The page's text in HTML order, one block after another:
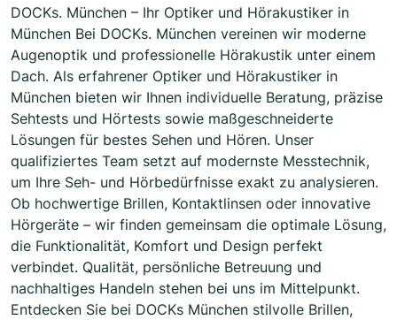
DOCKs. München – Ihr Optiker und Hörakustiker in
München Bei DOCKs. München vereinen wir moderne
Augenoptik und professionelle Hörakustik unter einem
Dach. Als erfahrener Optiker und Hörakustiker in
München bieten wir Ihnen individuelle Beratung, präzise
Sehtests und Hörtests sowie maßgeschneiderte
Lösungen für bestes Sehen und Hören. Unser
qualifiziertes Team setzt auf modernste Messtechnik,
um Ihre Seh- und Hörbedürfnisse exakt zu analysieren.
Ob hochwertige Brillen, Kontaktlinsen oder innovative
Hörgeräte – wir finden gemeinsam die optimale Lösung,
die Funktionalität, Komfort und Design perfekt
verbindet. Qualität, persönliche Betreuung und
nachhaltiges Handeln stehen bei uns im Mittelpunkt.
Entdecken Sie bei DOCKs München stilvolle Brillen,